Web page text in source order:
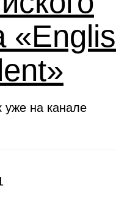
уже на канале